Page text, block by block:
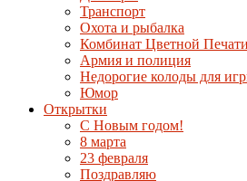
Транспорт
Охота и рыбалка
Комбинат Цветной Печати
Армия и полиция
Недорогие колоды для
Юмор
Открытки
С Новым годом!
8 марта
23 февраля
Поздравляю